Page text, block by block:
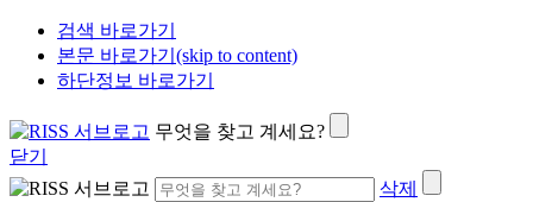
검색 바로가기
본문 바로가기(skip to content)
하단정보 바로가기
무엇을 찾고 계세요?
닫기
삭제